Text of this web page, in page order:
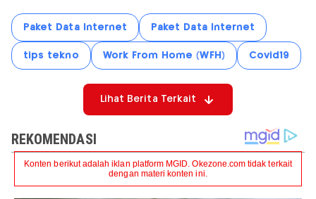
Paket Data Internet Paket Data Internet
tips tekno Work From Home (WFH) Covid19
Lihat Berita Terkait